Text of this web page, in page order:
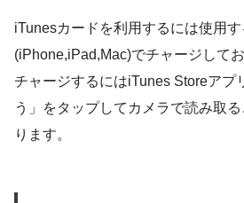
iTunesカードを利用するには使用す
(iPhone,iPad,Mac)でチャージして
チャージするにはiTunes Storeアプ
う」をタップしてカメラで読み取
ります。